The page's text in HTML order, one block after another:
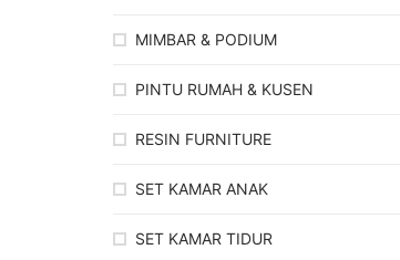
MIMBAR & PODIUM
PINTU RUMAH & KUSEN
RESIN FURNITURE
SET KAMAR ANAK
SET KAMAR TIDUR